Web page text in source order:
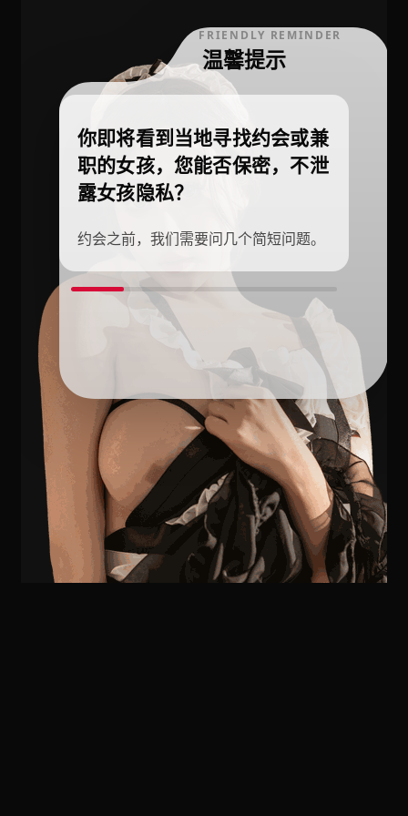
FRIENDLY REMINDER
温馨提示
你即将看到当地寻找约会或兼
职的女孩，您能否保密，不泄
露女孩隐私？
约会之前，我们需要问几个简短问题。